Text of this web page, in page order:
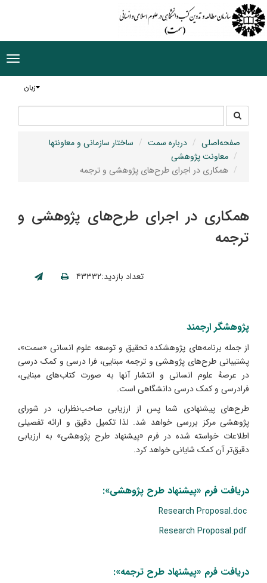
زبان
جستجو
در
سایت
صفحه‌اصلی درباره سمت
ساختار سازمانی و معاونتها
معاونت پژوهشی
همکاری در اجرای طرح‌های پژوهشی و ترجمه
همکاری در اجرای طرح‌های پژوهشی و
ترجمه
تعداد بازدید:۴۳۳۳۲
پژوهشگر ارجمند
از جمله برنامه‌های پژوهشکده تحقیق و توسعه علوم انسانی «سمت»،
پشتیبانی طرح‌های پژوهشی و ترجمه مبنایی، فرا درسی و کمک درسی
در عرصهٔ علوم انسانی و انتشار آنها به صورت کتاب‌های مبنایی،
فرادرسی و کمک درسی دانشگاهی است.
طرح‌های پیشنهادی شما پس از ارزیابی صاحب‌نظران، در شورای
پژوهشی مرکز بررسی خواهد شد. لذا تکمیل دقیق و ارائه تفصیلی
اطلاعات خواسته شده در فرم «پیشنهاد طرح پژوهشی» به ارزیابی
دقیق‌تر آن کمک شایانی خواهد کرد.
دریافت فرم «پیشنهاد طرح پژوهشی»:
دریافت فرم «پیشنهاد طرح ترجمه»: